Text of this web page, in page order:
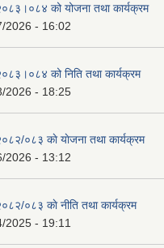
को योजना तथा कार्यक्रम
2026 - 16:02
को निति तथा कार्यक्रम
2026 - 18:25
०८३ काे याेजना तथा कार्यक्रम
2026 - 13:12
०८३ काे नीति तथा कार्यक्रम
2025 - 19:11